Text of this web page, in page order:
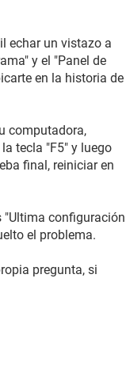
echar un vistazo a
y el "Panel de
en la historia de
computadora,
tecla "F5" y luego
final, reiniciar en
"Ultima configuración
el problema.
pregunta, si